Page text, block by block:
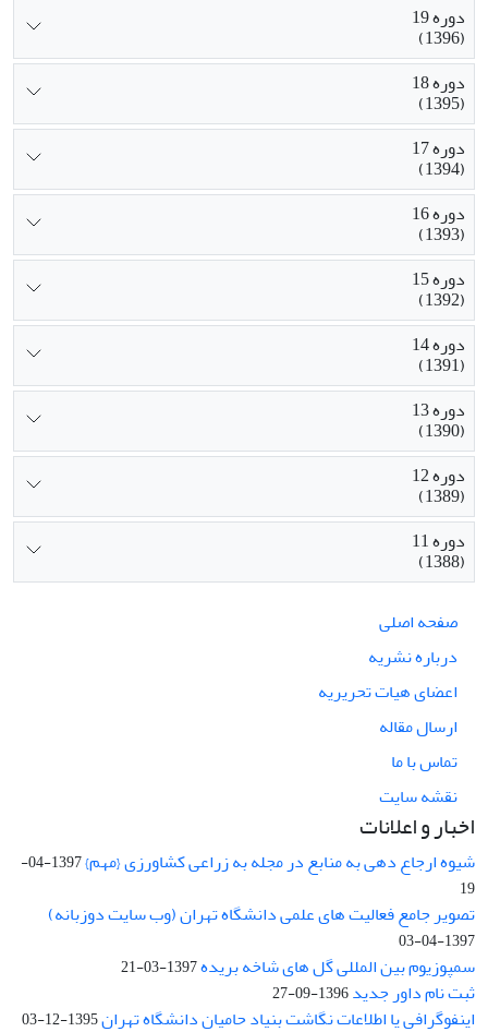
دوره 19
(1396)
دوره 18
(1395)
دوره 17
(1394)
دوره 16
(1393)
دوره 15
(1392)
دوره 14
(1391)
دوره 13
(1390)
دوره 12
(1389)
دوره 11
(1388)
صفحه اصلی
درباره نشریه
اعضای هیات تحریریه
ارسال مقاله
تماس با ما
نقشه سایت
اخبار و اعلانات
شیوه ارجاع دهی به منابع در مجله به زراعی کشاورزی {مهم}
1397-04-
19
تصویر جامع فعالیت های علمی دانشگاه تهران (وب سایت دوزبانه)
1397-04-03
سمپوزیوم بین المللی گل های شاخه بریده1397-03-21
ثبت نام داور جدید1396-09-27
اینفوگرافی یا اطلاعات نگاشت بنیاد حامیان دانشگاه تهران1395-12-03